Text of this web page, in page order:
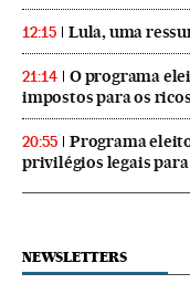
12:15 Lula, uma
21:14
O programa
impostos para os
20:55
Programa
privilégios legais
NEWSLETTERS